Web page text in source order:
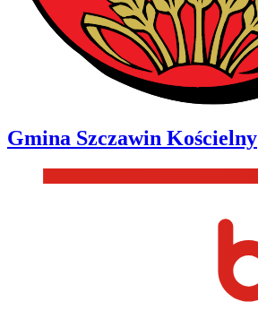
Gmina Szczawin Kościelny